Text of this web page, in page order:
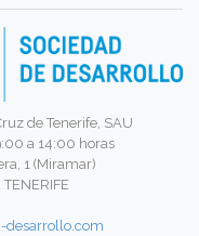
de Tenerife, SAU
a 14:00 horas
1 (Miramar)
desarrollo.com